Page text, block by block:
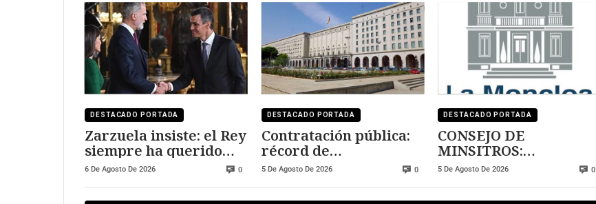
DESTACADO PORTADA
Zarzuela insiste: el Rey
siempre ha querido
visitar Ceuta y Melilla
6 De Agosto De 2026 0
DESTACADO PORTADA
Contratación pública:
récord de
adjudicaciones sin
5 De Agosto De 2026 0
DESTACADO PORTADA
CONSEJO DE
MINSITROS:
abundantes gastos sin
5 De Agosto De 2026 0